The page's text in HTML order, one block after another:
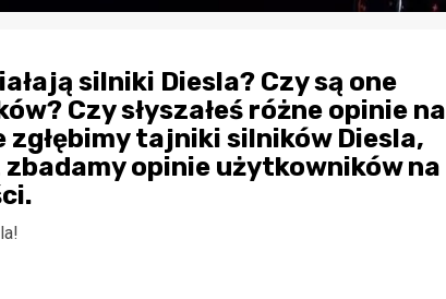
silniki Diesla? Czy są one
Czy słyszałeś różne opinie na
tajniki silników Diesla,
opinie użytkowników na